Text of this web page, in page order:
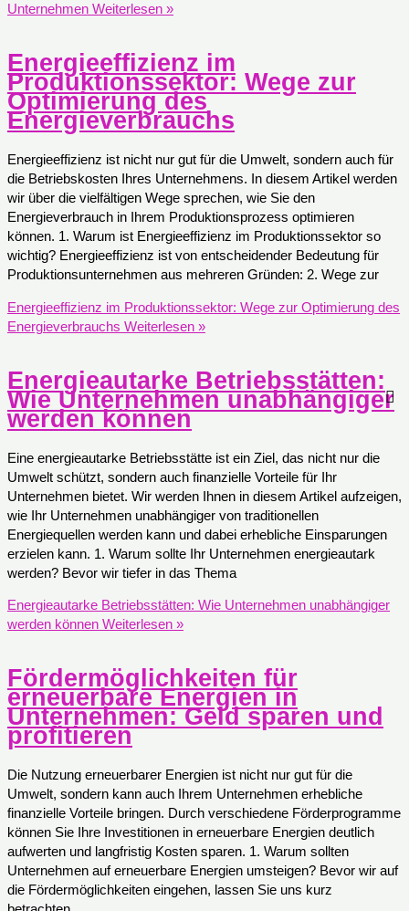
Unternehmen Weiterlesen »
Energieeffizienz im
Produktionssektor: Wege zur
Optimierung des
Energieverbrauchs
Energieeffizienz ist nicht nur gut für die Umwelt, sondern auch für
die Betriebskosten Ihres Unternehmens. In diesem Artikel werden
wir über die vielfältigen Wege sprechen, wie Sie den
Energieverbrauch in Ihrem Produktionsprozess optimieren
können. 1. Warum ist Energieeffizienz im Produktionssektor so
wichtig? Energieeffizienz ist von entscheidender Bedeutung für
Produktionsunternehmen aus mehreren Gründen: 2. Wege zur
Energieeffizienz im Produktionssektor: Wege zur Optimierung des
Energieverbrauchs Weiterlesen »
Energieautarke Betriebsstätten:
Wie Unternehmen unabhängiger
werden können
Eine energieautarke Betriebsstätte ist ein Ziel, das nicht nur die
Umwelt schützt, sondern auch finanzielle Vorteile für Ihr
Unternehmen bietet. Wir werden Ihnen in diesem Artikel aufzeigen,
wie Ihr Unternehmen unabhängiger von traditionellen
Energiequellen werden kann und dabei erhebliche Einsparungen
erzielen kann. 1. Warum sollte Ihr Unternehmen energieautark
werden? Bevor wir tiefer in das Thema
Energieautarke Betriebsstätten: Wie Unternehmen unabhängiger
werden können Weiterlesen »
Fördermöglichkeiten für
erneuerbare Energien in
Unternehmen: Geld sparen und
profitieren
Die Nutzung erneuerbarer Energien ist nicht nur gut für die
Umwelt, sondern kann auch Ihrem Unternehmen erhebliche
finanzielle Vorteile bringen. Durch verschiedene Förderprogramme
können Sie Ihre Investitionen in erneuerbare Energien deutlich
aufwerten und langfristig Kosten sparen. 1. Warum sollten
Unternehmen auf erneuerbare Energien umsteigen? Bevor wir auf
die Fördermöglichkeiten eingehen, lassen Sie uns kurz